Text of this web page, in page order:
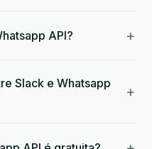
API? +
Slack e Whatsapp
+